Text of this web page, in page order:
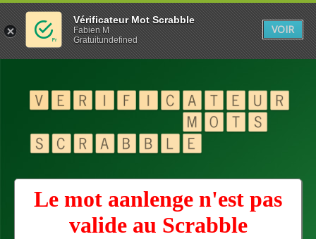
Le mot aanlenge n'est pas
valide au Scrabble
Vérificateur Mot Scrabble
Fabien M
Gratuitundefined
VOIR